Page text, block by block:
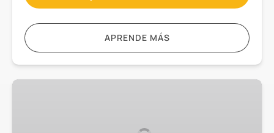
APRENDE MÁS
Pompeya